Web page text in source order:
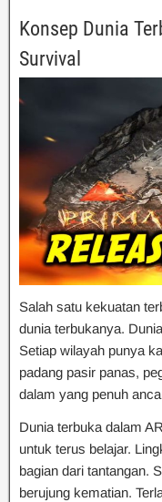
Konsep Dunia
Survival
Salah satu kekuatan
dunia terbukanya.
Setiap wilayah punya
padang pasir panas,
dalam yang penuh
Dunia terbuka dalam
untuk terus belajar.
bagian dari tantangan.
berujung kematian.